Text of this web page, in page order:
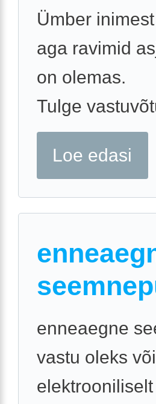
Ümber
aga ravimid
on olemas.
Tulge
Loe edasi
enneaegne
vastu oleks